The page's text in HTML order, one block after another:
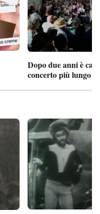
Dopo due anni è
concerto più lungo